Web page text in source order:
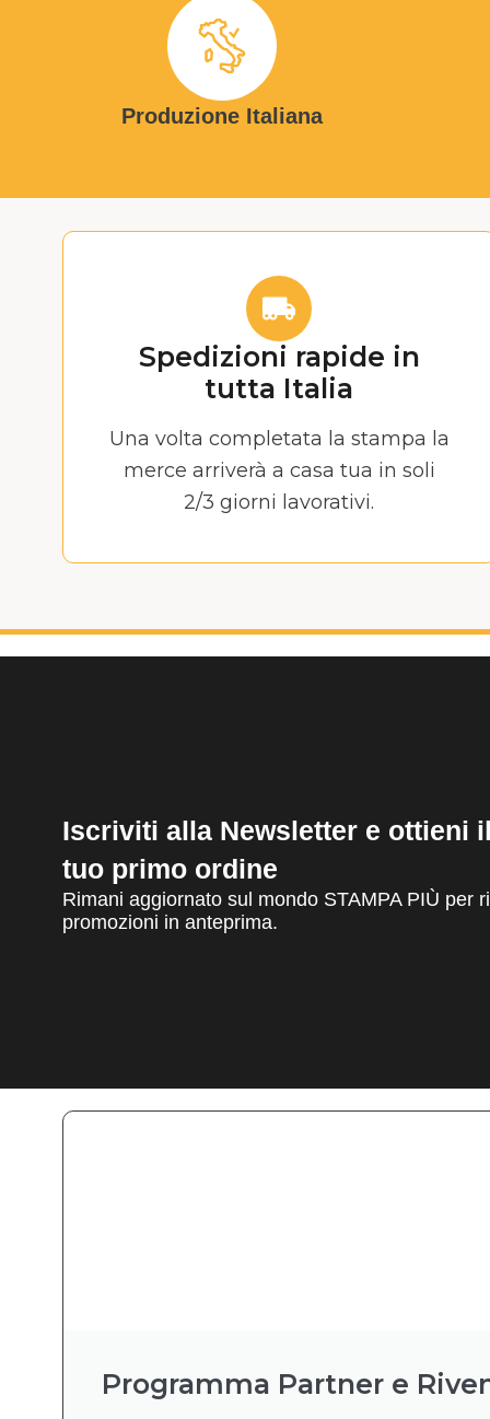
Produzione Italiana
Spedizioni rapide in
tutta Italia
Una volta completata la stampa la
merce arriverà a casa tua in soli
2/3 giorni lavorativi.
Iscriviti alla Newsletter e ottieni
tuo primo ordine
Rimani aggiornato sul mondo STAMPA PIÙ per
promozioni in anteprima.
Programma Partner e